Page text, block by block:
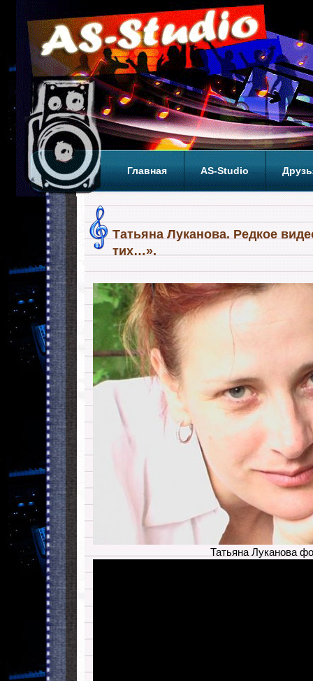
Главная AS-Studio
Татьяна Луканова. Редкое
тих…».
Татьяна Луканова